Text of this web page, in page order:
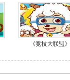
《竞技大联盟》